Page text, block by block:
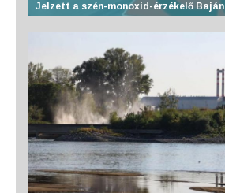
Jelzett a szén-monoxid-érzékelő Baján